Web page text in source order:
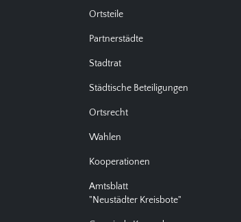
Ortsteile
Partnerstädte
Stadtrat
Städtische Beteiligungen
Ortsrecht
Wahlen
Kooperationen
Amtsblatt
"Neustädter Kreisbote"